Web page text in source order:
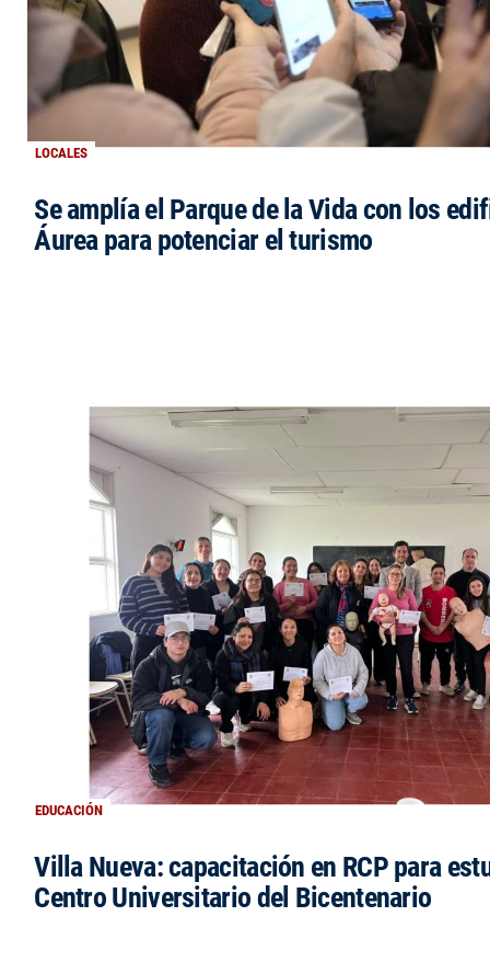
LOCALES
Se amplía el Parque de la Vida con los
Áurea para potenciar el turismo
EDUCACIÓN
Villa Nueva: capacitación en RCP para
Centro Universitario del Bicentenario